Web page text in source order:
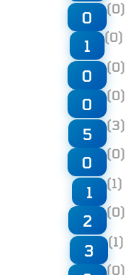
0 (0)
1 (0)
0 (0)
0 (0)
5 (3)
0 (0)
1 (1)
2 (0)
3 (1)
(0)